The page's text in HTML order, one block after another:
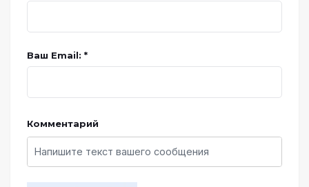
Ваш Email: *
Комментарий